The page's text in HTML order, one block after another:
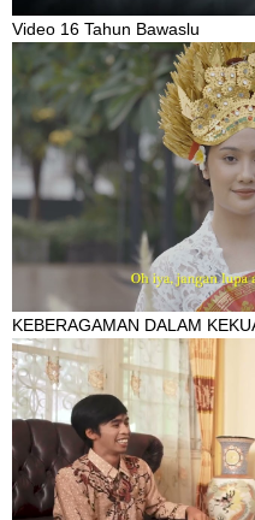
Video 16 Tahun Bawaslu
KEBERAGAMAN DALAM